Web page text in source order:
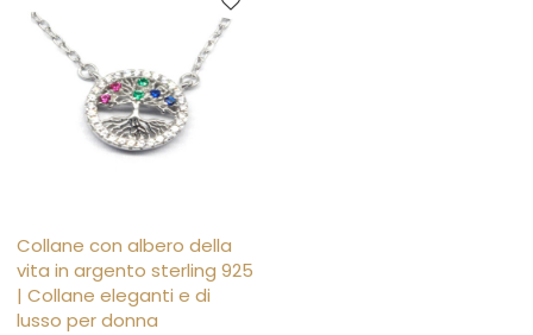
Collane con albero della
vita in argento sterling 925
| Collane eleganti e di
lusso per donna